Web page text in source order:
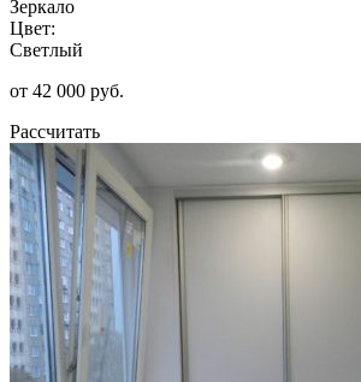
Зеркало
Цвет:
Светлый
от 42 000 руб.
Рассчитать